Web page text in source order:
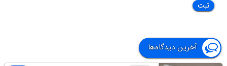
آخرین دیدگاه‌ها